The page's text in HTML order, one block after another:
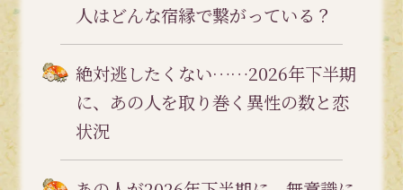
人はどんな宿縁で繋がっている？
絶対逃したくない……2026年下半期
に、あの人を取り巻く異性の数と恋
状況